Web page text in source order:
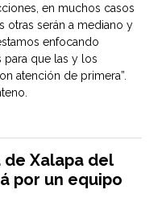
en muchos casos
otras serán a mediano y
enfocando
para que las y los
atención de primera”.
Xalapa del
por un equipo